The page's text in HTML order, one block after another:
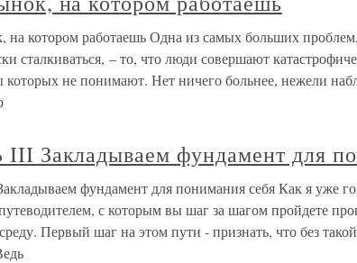
на котором работаешь Одна из самых больших
сталкиваться, – то, что люди совершают
которых не понимают. Нет ничего больнее, нежели
Закладываем фундамент для
фундамент для понимания себя Как я уже
с которым вы шаг за шагом пройдете
Первый шаг на этом пути - признать, что без